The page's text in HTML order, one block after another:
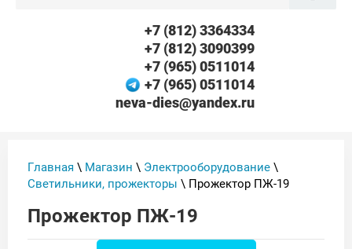
+7 (812) 3364334
+7 (812) 3090399
+7 (965) 0511014
+7 (965) 0511014
neva-dies@yandex.ru
Главная \ Магазин \ Электрооборудование \
Светильники, прожекторы \ Прожектор ПЖ-19
Прожектор ПЖ-19